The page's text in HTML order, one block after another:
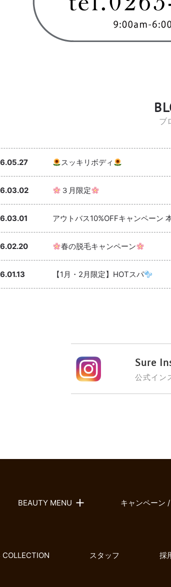
ブ
スッキリボディ
３月限定
アウトバス10%OFFキャンペーン
春の脱毛キャンペーン
【1月・2月限定】HOTスパ
Sure
公式イン
BEAUTY MENU キャンペーン
COLLECTION スタッフ 採